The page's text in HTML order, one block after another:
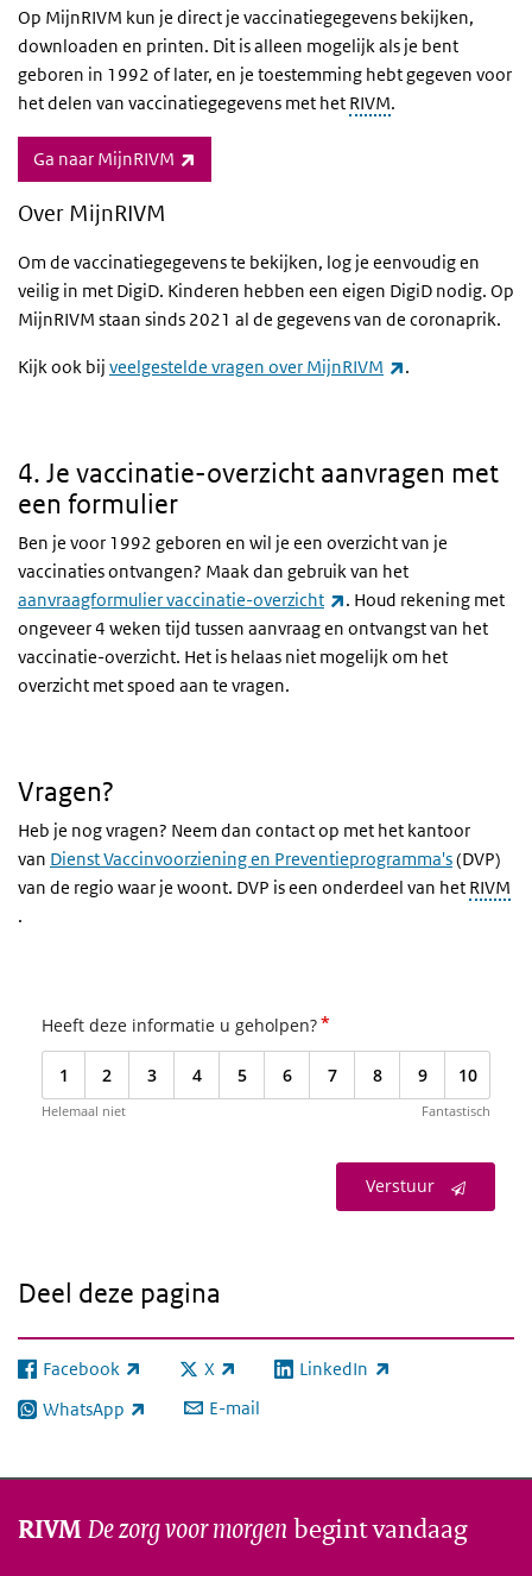
Op MijnRIVM kun je direct je vaccinatiegegevens bekijken,
downloaden en printen. Dit is alleen mogelijk als je bent
geboren in 1992 of later, en je toestemming hebt gegeven voor
het delen van vaccinatiegegevens met het RIVM.
Ga naar MijnRIVM
Over MijnRIVM
Om de vaccinatiegegevens te bekijken, log je eenvoudig en
veilig in met DigiD. Kinderen hebben een eigen DigiD nodig. Op
MijnRIVM staan sinds 2021 al de gegevens van de coronaprik.
Kijk ook bij veelgestelde vragen over MijnRIVM (externe link)
.
4. Je vaccinatie-overzicht aanvragen met
een formulier
Ben je voor 1992 geboren en wil je een overzicht van je
vaccinaties ontvangen? Maak dan gebruik van het
aanvraagformulier vaccinatie-overzicht
(externe link)
. Houd rekening met
ongeveer 4 weken tijd tussen aanvraag en ontvangst van het
vaccinatie-overzicht. Het is helaas niet mogelijk om het
overzicht met spoed aan te vragen.
Vragen?
Heb je nog vragen? Neem dan contact op met het kantoor
van Dienst Vaccinvoorziening en Preventieprogramma's(DVP)
van de regio waar je woont. DVP is een onderdeel van het RIVM
.
Heeft deze informatie u geholpen?*
1 2 3 4 5 6 7 8 9 10
Helemaal niet Fantastisch
Verstuur
Deel deze pagina
Facebook
(externe link) X
(externe link) LinkedIn
(externe link)
WhatsApp
(externe link) E-mail
RIVM De zorg voor morgen begint vandaag